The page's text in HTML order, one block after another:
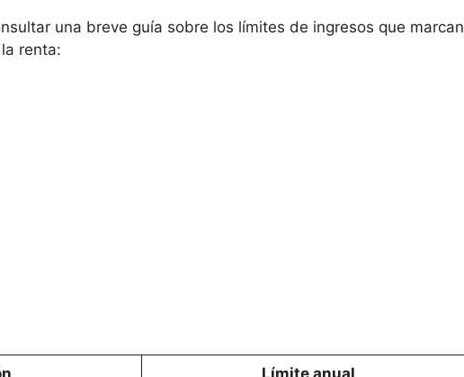
una breve guía sobre los límites de ingresos que marcan
renta:
Límite anual